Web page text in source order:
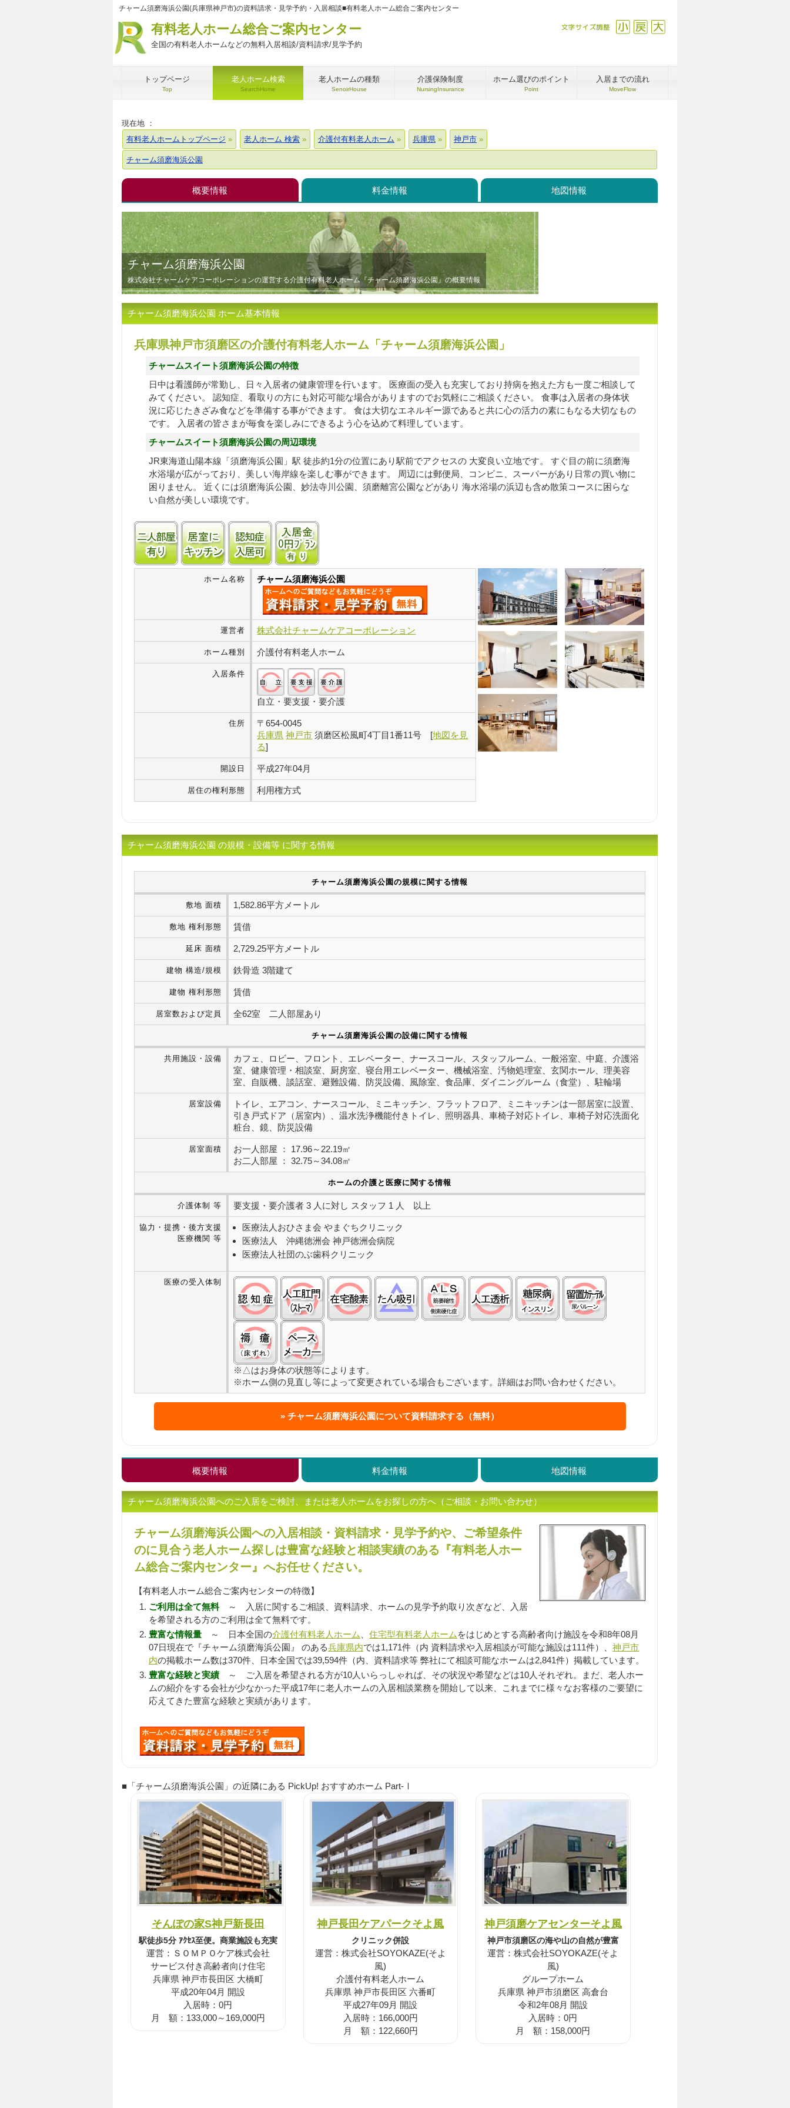
チャーム須磨海浜公園(兵庫県神戸市)の資料請求・見学予約・入居相談■有料老人ホーム総合ご案内センター
有料老人ホーム総合ご案内センター
全国の有料老人ホームなどの無料入居相談/資料請求/見学予約
戻す
縮小
文字サイズ調整
トップページ
Top
老人ホーム検索
SearchHome
老人ホームの種類
SenoirHouse
介護保険制度
NursingInsurance
ホーム選びのポイント
Point
入居までの流れ
MoveFlow
現在地 ：
有料老人ホームトップページ
老人ホーム 検索 介護付有料老人ホーム 兵庫県 神戸市
チャーム須磨海浜公園
概要情報 料金情報 地図情報
チャーム須磨海浜公園
株式会社チャームケアコーポレーションの運営する介護付有料老人ホーム『チャーム須磨海浜公園』の概要情報
チャーム須磨海浜公園 ホーム基本情報
兵庫県神戸市須磨区の介護付有料老人ホーム「チャーム須磨海浜公園」
チャームスイート須磨海浜公園の特徴
日中は看護師が常勤し、日々入居者の健康管理を行います。 医療面の受入も充実しており持病を抱えた方も一度ご相談して
みてください。 認知症、看取りの方にも対応可能な場合がありますのでお気軽にご相談ください。 食事は入居者の身体状
況に応じたきざみ食などを準備する事ができます。 食は大切なエネルギー源であると共に心の活力の素にもなる大切なもの
です。 入居者の皆さまが毎食を楽しみにできるよう心を込めて料理しています。
チャームスイート須磨海浜公園の周辺環境
JR東海道山陽本線「須磨海浜公園」駅 徒歩約1分の位置にあり駅前でアクセスの 大変良い立地です。 すぐ目の前に須磨海
水浴場が広がっており、美しい海岸線を楽しむ事ができます。 周辺には郵便局、コンビニ、スーパーがあり日常の買い物に
困りません。 近くには須磨海浜公園、妙法寺川公園、須磨離宮公園などがあり 海水浴場の浜辺も含め散策コースに困らな
い自然が美しい環境です。
二人部屋あり居室にキッチンあり認知症受け入れ可
ホーム名称 チャーム須磨海浜公園
運営者 株式会社チャームケアコーポレーション
ホーム種別 介護付有料老人ホーム
入居条件
自立・要支援・要介護
住所 〒654-0045
兵庫県 神戸市 須磨区松風町4丁目1番11号 [地図を見
る]
開設日 平成27年04月
居住の権利形態 利用権方式
チャーム須磨海浜公園 の規模・設備等 に関する情報
チャーム須磨海浜公園の規模に関する情報
敷地 面積 1,582.86平方メートル
敷地 権利形態 賃借
延床 面積 2,729.25平方メートル
建物 構造/規模 鉄骨造 3階建て
建物 権利形態 賃借
居室数および定員 全62室 二人部屋あり
チャーム須磨海浜公園の設備に関する情報
共用施設・設備
カフェ、ロビー、フロント、エレベーター、ナースコール、スタッフルーム、一般浴室、中庭、介護浴
室、健康管理・相談室、厨房室、寝台用エレベーター、機械浴室、汚物処理室、玄関ホール、理美容
室、自販機、談話室、避難設備、防災設備、風除室、食品庫、ダイニングルーム（食堂）、駐輪場
居室設備
トイレ、エアコン、ナースコール、ミニキッチン、フラットフロア、ミニキッチンは一部居室に設置、
引き戸式ドア（居室内）、温水洗浄機能付きトイレ、照明器具、車椅子対応トイレ、車椅子対応洗面化
粧台、鏡、防災設備
居室面積
お一人部屋 ： 17.96～22.19㎡
お二人部屋 ： 32.75～34.08㎡
ホームの介護と医療に関する情報
介護体制 等 要支援・要介護者 3 人に対し スタッフ 1 人 以上
協力・提携・後方支援
医療機関 等
医療法人おひさま会 やまぐちクリニック
医療法人 沖縄徳洲会 神戸徳洲会病院
医療法人社団のぶ歯科クリニック
医療の受入体制 認知症:○ ストーマ(人工肛門):○
在宅酸素:○ たん吸引:△ 筋萎縮性側索硬化症(ＡＬＳ):○
人工透析:○ 糖尿病(インスリン):○
褥瘡（床ずれ）:○
※△はお身体の状態等によります。
※ホーム側の見直し等によって変更されている場合もございます。詳細はお問い合わせください。
チャーム須磨海浜公園について資料請求する（無料）
概要情報 料金情報 地図情報
チャーム須磨海浜公園へのご入居をご検討、または老人ホームをお探しの方へ（ご相談・お問い合わせ）
チャーム須磨海浜公園への入居相談・資料請求・見学予約や、ご希望条件
のに見合う老人ホーム探しは豊富な経験と相談実績のある『有料老人ホー
ム総合ご案内センター』へお任せください。
【有料老人ホーム総合ご案内センターの特徴】
ご利用は全て無料～ 入居に関するご相談、資料請求、ホームの見学予約取り次ぎなど、入居
を希望される方のご利用は全て無料です。
豊富な情報量 ～ 日本全国の介護付有料老人ホーム 住宅型有料老人ホーム をはじめとする高齢者向け施設を令和8年08月
07日現在で『チャーム須磨海浜公園』 のある兵庫県内では1,171件（内 資料請求や入居相談が可能な施設は111件）、 神戸市
内の掲載ホーム数は370件、日本全国では39,594件（内、資料請求等 弊社にて相談可能なホームは2,841件）掲載しています。
豊富な経験と実績～ ご入居を希望される方が10人いらっしゃれば、その状況や希望などは10人それぞれ。まだ、老人ホー
ムの紹介をする会社が少なかった平成17年に老人ホームの入居相談業務を開始して以来、これまでに様々なお客様のご要望に
応えてきた豊富な経験と実績があります。
■「チャーム須磨海浜公園」の近隣にある PickUp! おすすめホーム Part-Ⅰ
そんぽの家S神戸新長田
駅徒歩5分 ｱｸｾｽ至便。商業施設も充実
運営：ＳＯＭＰＯケア株式会社
サービス付き高齢者向け住宅
兵庫県 神戸市長田区 大橋町
平成20年04月 開設
入居時：0円
月 額：133,000～169,000円
神戸長田ケアパークそよ風
クリニック併設
運営：株式会社SOYOKAZE(そよ
風)
介護付有料老人ホーム
兵庫県 神戸市長田区 六番町
平成27年09月 開設
入居時：166,000円
月 額：122,660円
神戸須磨ケアセンターそよ風
神戸市須磨区の海や山の自然が豊富
運営：株式会社SOYOKAZE(そよ
風)
グループホーム
兵庫県 神戸市須磨区 高倉台
令和2年08月 開設
入居時：0円
月 額：158,000円